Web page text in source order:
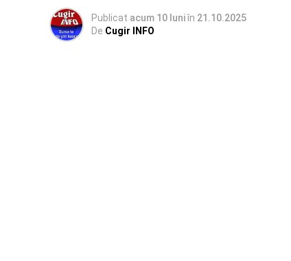
Publicat acum 10 luniîn 21.10.2025
De Cugir INFO